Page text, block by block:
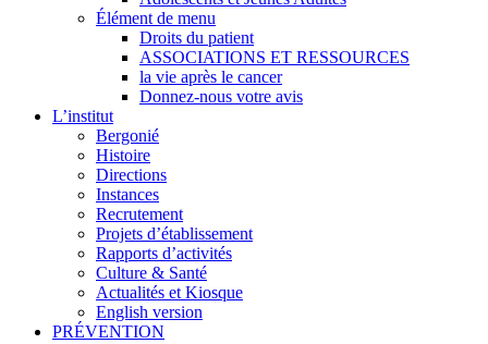
Élément de menu
Droits du patient
ASSOCIATIONS ET RESSOURCES
la vie après le cancer
Donnez-nous votre avis
L’institut
Bergonié
Histoire
Directions
Instances
Recrutement
Projets d’établissement
Rapports d’activités
Culture & Santé
Actualités et Kiosque
English version
PRÉVENTION